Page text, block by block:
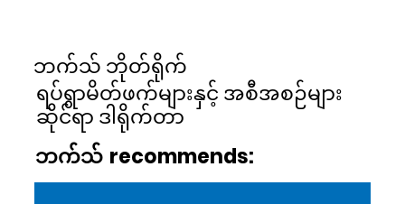
ဘက်သ် ဘိုတ်ရိုက်
ရပ်ရွာမိတ်ဖက်များနှင့် အစီအစဉ်များ
ဆိုင်ရာ ဒါရိုက်တာ
ဘက်သ် recommends: